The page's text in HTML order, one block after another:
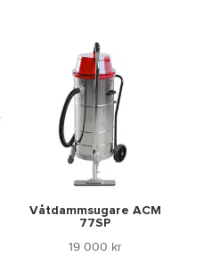
Våtdammsugare ACM
77SP
19 000 kr